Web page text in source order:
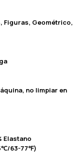
Figuras, Geométrico,
no limpiar en
Elastano
63-77℉)